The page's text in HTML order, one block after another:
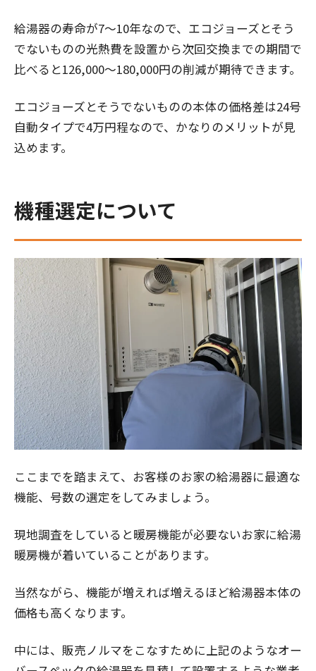
給湯器の寿命が7～10年なので、エコジョーズとそう
でないものの光熱費を設置から次回交換までの期間で
比べると126,000～180,000円の削減が期待できます。
エコジョーズとそうでないものの本体の価格差は24号
自動タイプで4万円程なので、かなりのメリットが見
込めます。
機種選定について
ここまでを踏まえて、お客様のお家の給湯器に最適な
機能、号数の選定をしてみましょう。
現地調査をしていると暖房機能が必要ないお家に給湯
暖房機が着いていることがあります。
当然ながら、機能が増えれば増えるほど給湯器本体の
価格も高くなります。
中には、販売ノルマをこなすために上記のようなオー